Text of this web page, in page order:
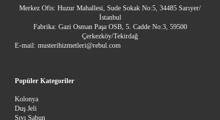
Merkez Ofis: Huzur Mahallesi, Sude Sokak No:5, 34485 Sarıyer/
İstanbul
Fabrika: Gazi Osman Paşa OSB, 5. Cadde No:3, 59500
Çerkezköy/Tekirdağ
E-mail: musterihizmetleri@rebul.com
Popüler Kategoriler
Kolonya
Duş Jeli
Sıvı Sabun